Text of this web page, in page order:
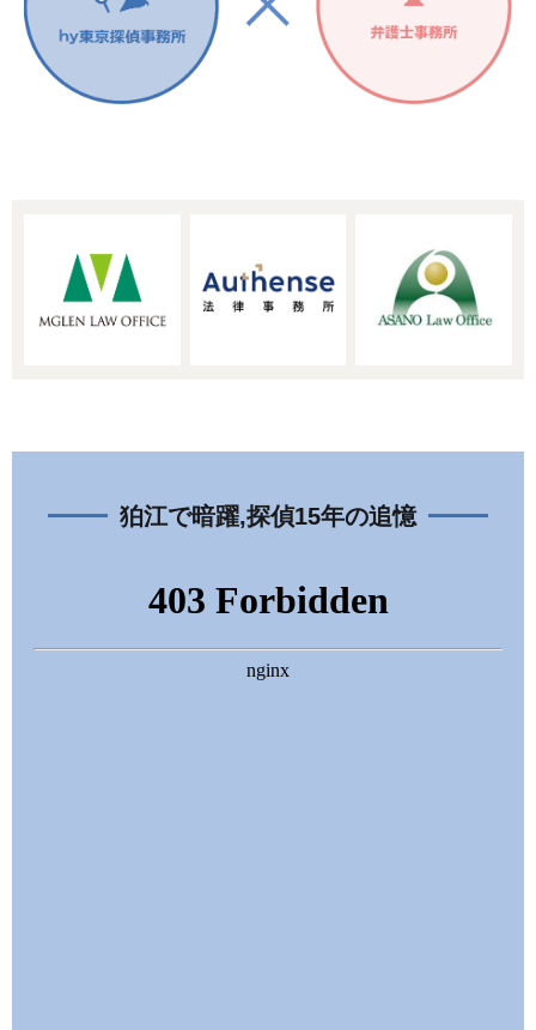
狛江で暗躍,探偵15年の追憶